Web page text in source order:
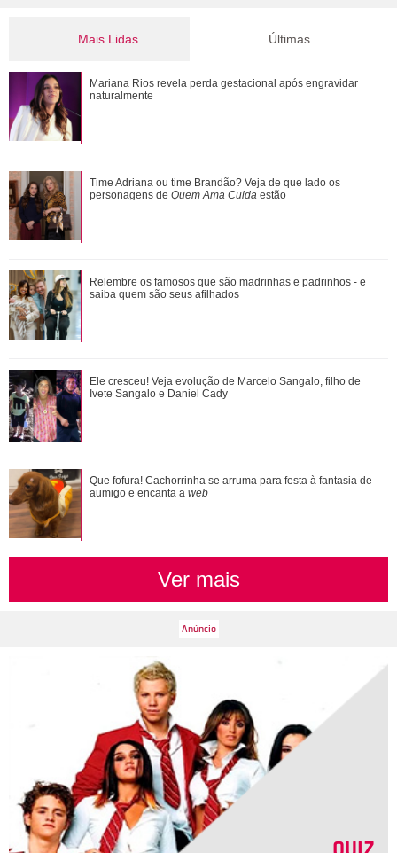
Mais Lidas
Ele cresceu! Veja evolução de Marcelo Sangalo, filho de
Ivete Sangalo e Daniel Cady
Ratinho se envolve em polêmica após falar sobre aparência
do cantor Tiago, da dupla com Hu...
Confira vezes em que Gaby Amarantos mostrou que não
tem medo de falar o que pensa
Durante uma conversa com Filiz sobre o ex-marido de
Irmak, Kivanç acaba revelando que Irmak ...
Últimas
Mariana Rios revela perda gestacional após engravidar
naturalmente
Time Adriana ou time Brandão? Veja de que lado os
personagens de Quem Ama Cuida estão
Relembre os famosos que são madrinhas e padrinhos - e
saiba quem são seus afilhados
Ele cresceu! Veja evolução de Marcelo Sangalo, filho de
Ivete Sangalo e Daniel Cady
Que fofura! Cachorrinha se arruma para festa à fantasia de
aumigo e encanta a web
Ver mais